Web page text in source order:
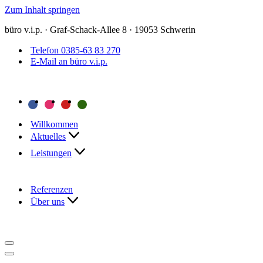
Zum Inhalt springen
büro v.i.p. · Graf-Schack-Allee 8 · 19053 Schwerin
Telefon 0385-63 83 270
E-Mail an büro v.i.p.
Willkommen
Aktuelles
Leistungen
Referenzen
Über uns
Navigationsmenü
Navigationsmenü